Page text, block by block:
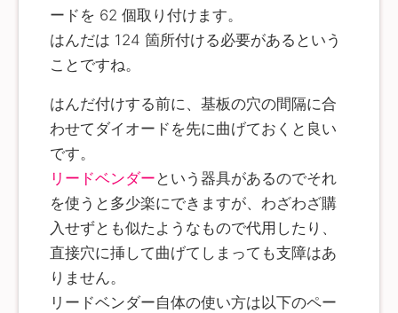
Micro に書き込んでください。 基板の確認 組み立ての前
に、基板の表と裏、上と下を確認します。 recompile
keys のロゴが書かれている面が裏面です。また、左下も
しくは右下にキースイッチの穴が空いていないスペース
がある方が下となります。 なお、基板は左右2枚で1セッ
て作業していく前提で書かれています。 ダイオードのは
んだ付け ダイオードの足を曲げて取り付け、はんだ付け
をします。ダイオードは表面から取り付け、裏面からは
んだ付けをします。ダイオードには極性がありますの
で、方向に注意してください。黒い帯がある方向がカソ
ードです。基板にシルクで回路記号が書かれているの
で、それを参考にしてください。三角形の頂点の先に縦
棒がある方向がカソードです。 このとき、マスキングテ
がずれたりすることがなく、はんだ付け作業をしやすく
なります。 ピンヘッダのはんだ付け Pro Micro の袋から
ピンヘッダを取り出し、裏面にピンヘッダを取り付け、
表面からはんだ付けをします。写真のようにブレッドボ
ードを利用すると簡単にはんだ付けができます。しか
し、はんだの高熱でブレッドボードが溶ける可能性があ
ードを 62 個取り付けます。
はんだは 124 箇所付ける必要があるという
ことですね。
はんだ付けする前に、基板の穴の間隔に合
わせてダイオードを先に曲げておくと良い
です。
リードベンダー という器具があるのでそれ
を使うと多少楽にできますが、わざわざ購
入せずとも似たようなもので代用したり、
直接穴に挿して曲げてしまっても支障はあ
りません。
リードベンダー自体の使い方は以下のペー